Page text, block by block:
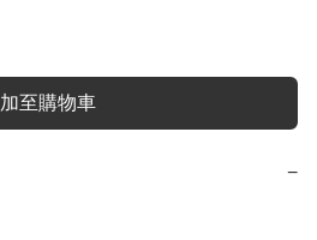
加至購物車
−